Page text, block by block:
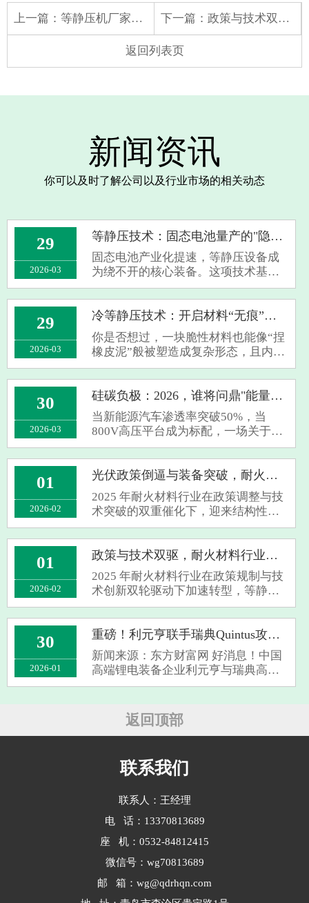
上一篇： 等静压机厂家带您了解《拆解外国人的“中国制造恐惧”：不是怕产品，是怕被超越、被替代的狼狈》 下一篇： 政策与技术双驱，耐火材料行业迎升级拐点
返回列表页
新闻资讯
你可以及时了解公司以及行业市场的相关动态
29
2026-03
等静压技术：固态电池量产的"隐形冠军"
固态电池产业化提速，等静压设备成
为绕不开的核心装备。这项技术基于
帕斯卡原理，通过液体介质从各向均
匀施压，让粉末材料致密成型——传
统辊压或化成设备难以替代其精准控
制电极密度、优化界面接触的独特价
值。温等···
29
2026-03
冷等静压技术：开启材料“无痕”成型新时代
你是否想过，一块脆性材料也能像“捏
橡皮泥”般被塑造成复杂形态，且内部
无任何缺陷？这并非科幻，而是冷等
静压技术（CIP）正在创造的行业现
实。作为粉末冶金领域的核心工艺，
它正凭借独特的优势，在多个高科技
领域掀···
30
2026-03
硅碳负极：2026，谁将问鼎"能量之王"？
当新能源汽车渗透率突破50%，当
800V高压平台成为标配，一场关于电
池能量密度的终极竞赛正在打响。传
统石墨负极已逼近372mAh/g的理论极
限，而硅碳负极以4200mAh/g的超高
比容量，正成为叩开高能量密度时代
大门的关键密···
01
2026-02
光伏政策倒逼与装备突破，耐火材料行业加速高端化
2025 年耐火材料行业在政策调整与技
术突破的双重催化下，迎来结构性升
级契机，等静压机等高端装备成为破
局关键。财政部拟于 2026 年 4 月取消
光伏出口退税的政策信号，叠加生态
环境部 GB 46790—2025 标准即将实
施，···
01
2026-02
政策与技术双驱，耐火材料行业迎升级拐点
2025 年耐火材料行业在政策规制与技
术创新双轮驱动下加速转型，等静压
机等高端装备成为突破关键。生态环
境部发布的 GB 46790-2025 强制排放
标准填补行业空白，明确 2026 年起新
建企业需严控污染物排放，倒逼行业
从 “···
30
2026-01
重磅！利元亨联手瑞典Quintus攻关固态电池设备，续航1200公里电动车要来了？
新闻来源：东方财富网 好消息！中国
高端锂电装备企业利元亨与瑞典高压
技术巨头Quintus Technologies AB正式
业合作，而是直奔固态电池生产设备
研发而去的大动作。 业内人士都
返回顶部
联系我们
联系人：王经理
电 话：13370813689
座 机：0532-84812415
微信号：wg70813689
邮 箱：wg@qdrhqn.com